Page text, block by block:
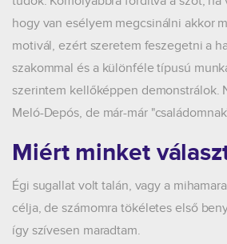
hogy van esélyem megcsinálni akkor
motivál, ezért szeretem feszegetni a
szakommal és a különféle típusú
szerintem kellőképpen demonstrálok.
Meló-Depós, de már-már
Miért minket
Égi sugallat volt talán, vagy a
célja, de számomra tökéletes első
így szívesen maradtam.